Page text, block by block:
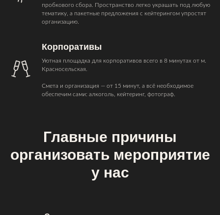
пробкового сбора. Пространство легко украшать под любую
тематику, а пакетные предложения с кейтерингом упростят
организацию.
Корпоративы
Уютная площадка для корпоративов всего в 8 минутах от м.
Красносельская.
Смета и организация — от 15 минут, а всё необходимое
обеспечим сами: алкоголь, кейтеринг, фотограф.
Главные причины
организовать мероприятие
у нас